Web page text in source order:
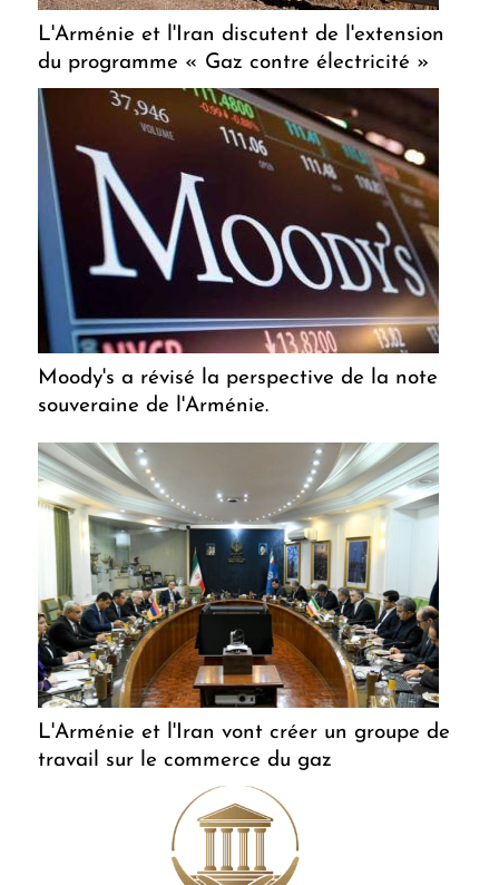
L'Arménie et l'Iran discutent de l'extension
du programme « Gaz contre électricité »
Moody's a révisé la perspective de la note
souveraine de l'Arménie.
L'Arménie et l'Iran vont créer un groupe de
travail sur le commerce du gaz